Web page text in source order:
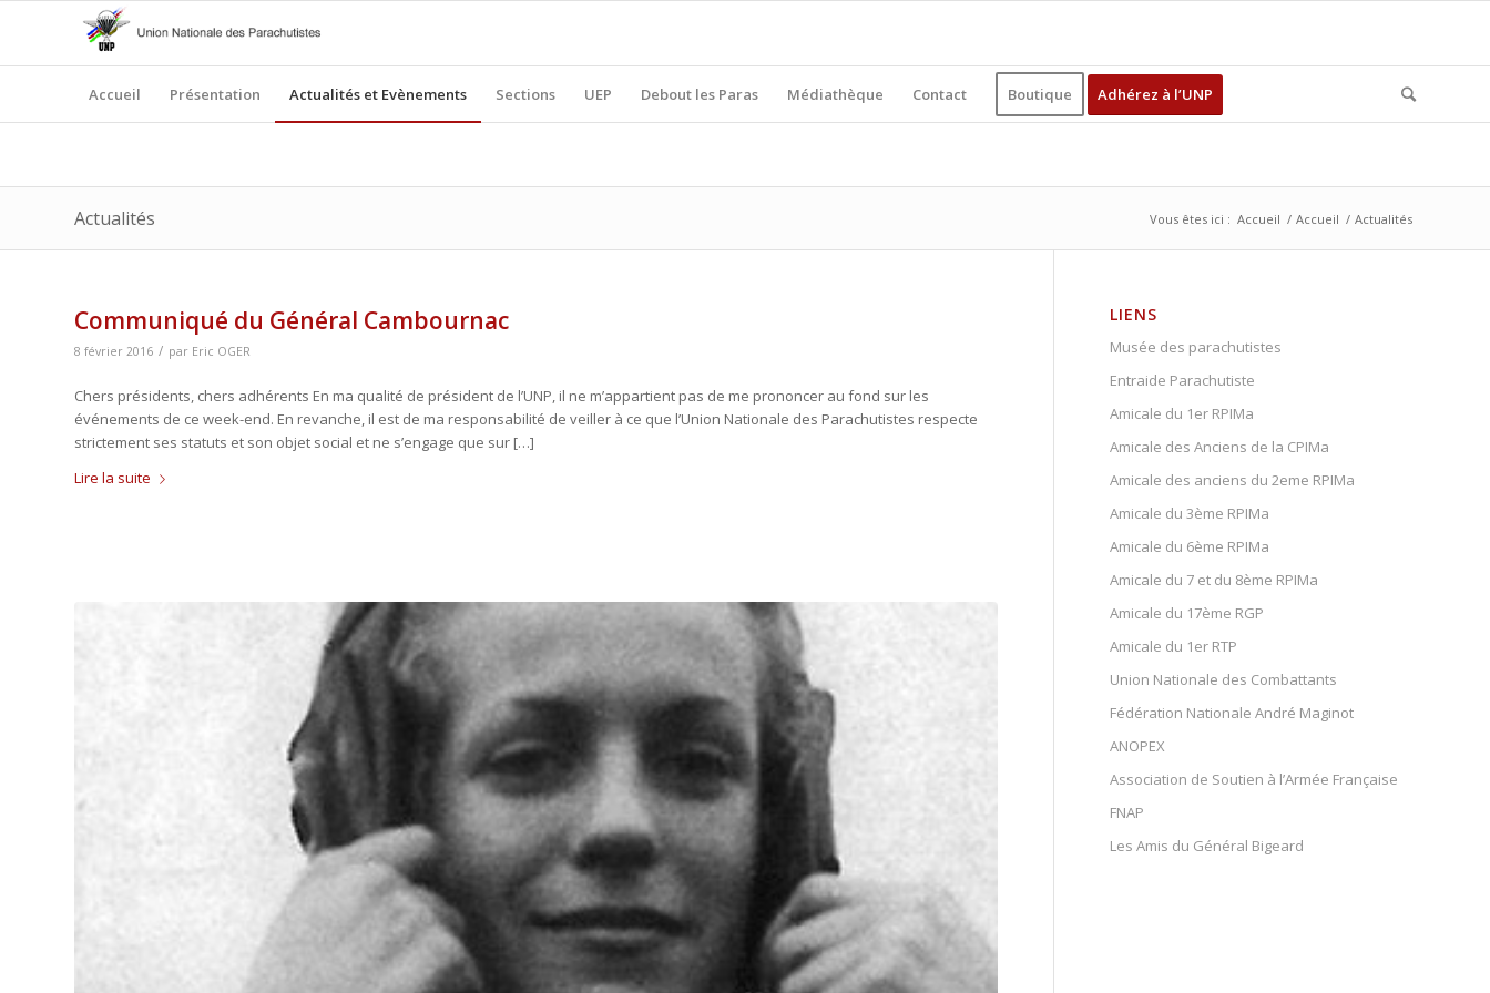
Accueil Présentation Actualités et Evènements Sections UEP Debout les Paras Médiathèque Contact Boutique Adhérez à l’UNP
Actualités Vous êtes ici : Accueil / Accueil / Actualités
Communiqué du Général Cambournac
8 février 2016 / par Eric OGER
Chers présidents, chers adhérents En ma qualité de président de l’UNP, il ne m’appartient pas de me prononcer au fond sur les
événements de ce week-end. En revanche, il est de ma responsabilité de veiller à ce que l’Union Nationale des Parachutistes respecte
strictement ses statuts et son objet social et ne s’engage que sur […]
Lire la suite
LIENS
Musée des parachutistes
Entraide Parachutiste
Amicale du 1er RPIMa
Amicale des Anciens de la CPIMa
Amicale des anciens du 2eme RPIMa
Amicale du 3ème RPIMa
Amicale du 6ème RPIMa
Amicale du 7 et du 8ème RPIMa
Amicale du 17ème RGP
Amicale du 1er RTP
Union Nationale des Combattants
Fédération Nationale André Maginot
ANOPEX
Association de Soutien à l’Armée Française
FNAP
Les Amis du Général Bigeard